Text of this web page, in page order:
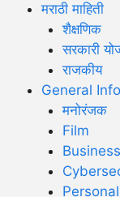
मराठी माहिती
शैक्षणिक
सरकारी
राजकीय
General
मनोरंजक
Film
Business